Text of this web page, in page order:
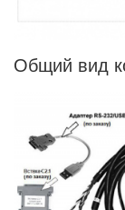
Общий вид